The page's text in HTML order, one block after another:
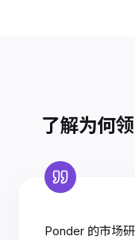
了解为何
Ponder 的市场